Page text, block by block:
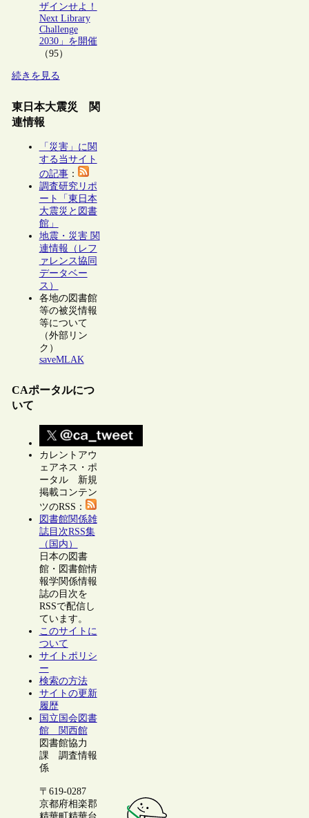
ザインせよ！
Next Library
Challenge
2030」を開催
（95）
続きを見る
東日本大震災 関
連情報
「災害」に関
する当サイト
の記事：
調査研究リポ
ート「東日本
大震災と図書
館」
地震・災害 関
連情報（レフ
ァレンス協同
データベー
ス）
各地の図書館
等の被災情報
等について
（外部リン
ク）
saveMLAK
CAポータルにつ
いて
カレントアウ
ェアネス・ポ
ータル 新規
掲載コンテン
ツのRSS：
図書館関係雑
誌目次RSS集
（国内）
日本の図書
館・図書館情
報学関係情報
誌の目次を
RSSで配信し
ています。
このサイトに
ついて
サイトポリシ
ー
検索の方法
サイトの更新
履歴
国立国会図書
館 関西館
図書館協力
課 調査情報
係
〒619-0287
京都府相楽郡